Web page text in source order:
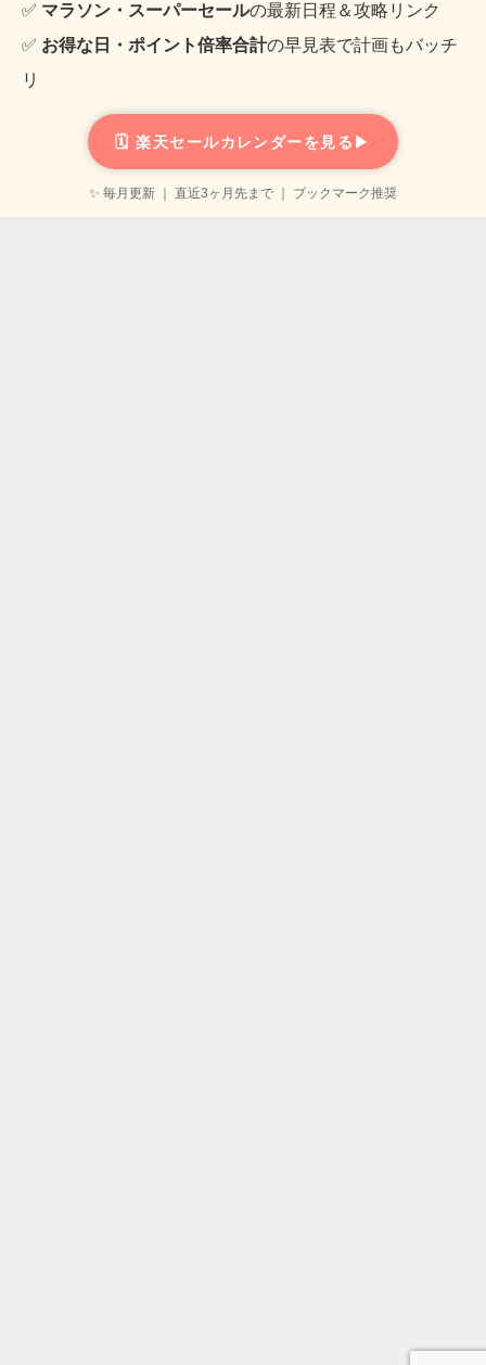
✅ マラソン・スーパーセールの最新日程＆攻略リンク
✅ お得な日・ポイント倍率合計の早見表で計画もバッチ
リ
🗓️ 楽天セールカレンダーを見る▶
✨ 毎月更新 ｜ 直近3ヶ月先まで ｜ ブックマーク推奨